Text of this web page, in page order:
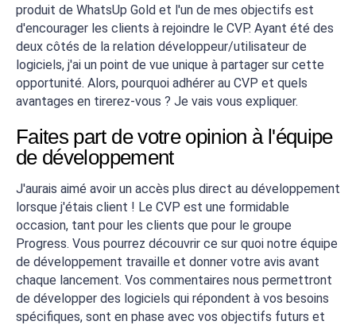
produit de WhatsUp Gold et l'un de mes objectifs est
d'encourager les clients à rejoindre le CVP. Ayant été des
deux côtés de la relation développeur/utilisateur de
logiciels, j'ai un point de vue unique à partager sur cette
opportunité. Alors, pourquoi adhérer au CVP et quels
avantages en tirerez-vous ? Je vais vous expliquer.
Faites part de votre opinion à l'équipe
de développement
J'aurais aimé avoir un accès plus direct au développement
lorsque j'étais client ! Le CVP est une formidable
occasion, tant pour les clients que pour le groupe
Progress. Vous pourrez découvrir ce sur quoi notre équipe
de développement travaille et donner votre avis avant
chaque lancement. Vos commentaires nous permettront
de développer des logiciels qui répondent à vos besoins
spécifiques, sont en phase avec vos objectifs futurs et